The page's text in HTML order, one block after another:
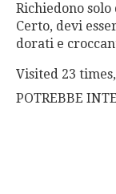
Richiedono
Certo, devi
dorati e
Visited 23
POTREBBE